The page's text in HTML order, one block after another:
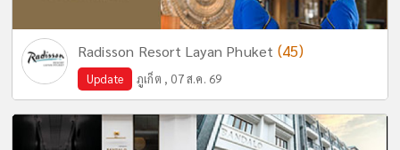
Radisson Resort Layan Phuket (45)
Update ภูเก็ต , 07 ส.ค. 69